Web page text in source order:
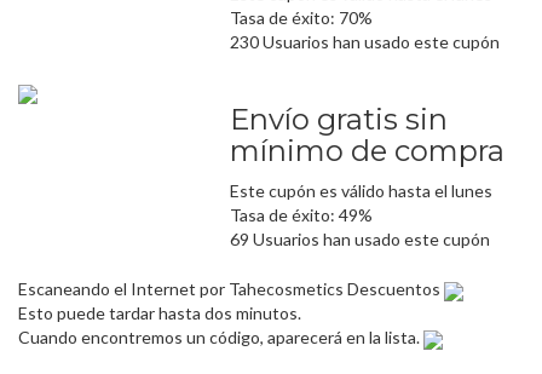
Tasa de éxito: 70%
230 Usuarios han usado este cupón
Envío gratis sin
mínimo de compra
Este cupón es válido hasta el lunes
Tasa de éxito: 49%
69 Usuarios han usado este cupón
Escaneando el Internet por Tahecosmetics Descuentos
Esto puede tardar hasta dos minutos.
Cuando encontremos un código, aparecerá en la lista.